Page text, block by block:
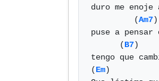
duro me enoje
         (
Am7)
puse a
      (
B7)
tengo que
(Em)